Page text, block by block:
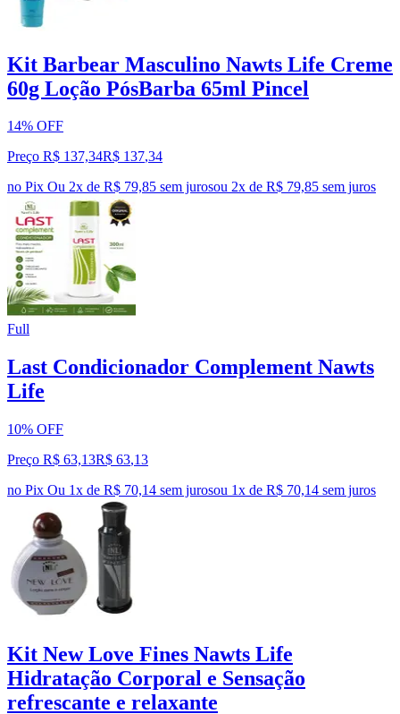
Kit Barbear Masculino Nawts Life Creme
60g Loção PósBarba 65ml Pincel
14% OFF
Preço R$ 137,34R$ 137,34
no Pix Ou 2x de R$ 79,85 sem jurosou 2x de R$ 79,85 sem juros
Full
Last Condicionador Complement Nawts
Life
10% OFF
Preço R$ 63,13R$ 63,13
no Pix Ou 1x de R$ 70,14 sem jurosou 1x de R$ 70,14 sem juros
Kit New Love Fines Nawts Life
Hidratação Corporal e Sensação
refrescante e relaxante